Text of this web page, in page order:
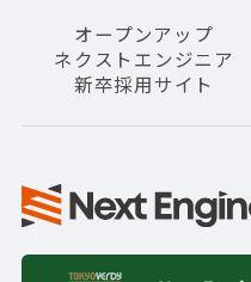
オープンアップ
ネクストエンジニア
新卒採用サイト